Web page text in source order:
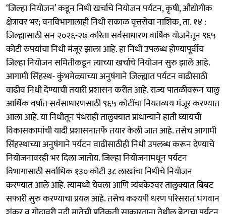
‘जिल्हा नियोजन’ कडून निधी खर्चाचे नियोजन पर्यटन, कृषी, औद्योगीक
क्षेत्रावर भर; वनविभागालाही निधी सकाळ वृत्तसेवा नाशिक, ता. १४ :
जिल्ह्यासाठी सन २०२६-२७ करिता सर्वसाधारण वार्षिक योजनेतून ९६५
कोटी रुपयांचा निधी मंजूर झाला आहे. हा निधी उपलब्ध होण्यापूर्वीच
जिल्हा नियोजन समितीकडून त्याच्या खर्चाचे नियोजन सुरु झाले आहे.
आगामी सिंहस्थ- कुंभमेळ्याच्या अनुषंगाने जिल्ह्यात पर्यटन वाढीसाठी
वाढीव निधी देण्याची तयारी प्रशासन करीत आहे. राज्य पातळीवरून चालु
आर्थिक वर्षात सर्वसाधारणसाठी ९६५ कोटींचा नियतव्यय मंजूर करण्यात
आला आहे. या निधीतून पंधराही तालुक्यात प्राधान्याने हाती घ्यायची
विकासकामांची यादी प्रशासनातर्फे तयार केली जात आहे. तसेच आगामी
सिंहस्थाच्या अनुषंगाने पर्यटन वाढीसाठीही निधी उपलब्ध करून देण्याचे
नियोजनावरही भर दिला जातोय. जिल्हा नियोजनामधून पर्यटन
विभागासाठी सर्वाधिक १३० कोटी ३८ लाखांचा निधीचे नियोजन
करण्यात आले आहे. त्यामध्ये येवला आणि त्र्यंबकेश्‍वर तालुक्यात बिबट
सफारी सुरु करण्याचा प्रयत्न आहे. तसेच कश्‍यपी धरण परिसरात भगवान